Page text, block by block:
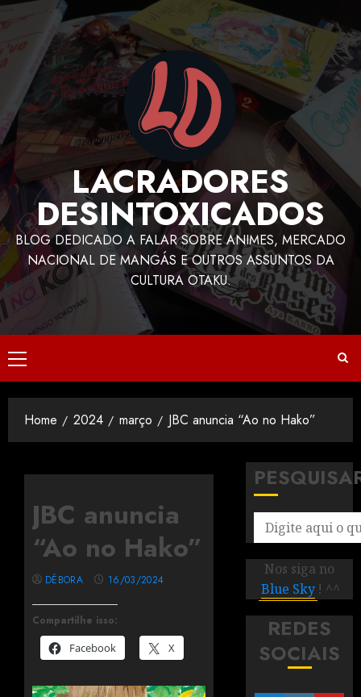
LACRADORES
DESINTOXICADOS
BLOG DEDICADO A FALAR SOBRE ANIMES, MERCADO
NACIONAL DE MANGÁS E OUTROS ASSUNTOS DA
CULTURA OTAKU.
Home 2024 março JBC anuncia “Ao no Hako”
JBC anuncia
“Ao no Hako”
Compartilhe isso:
Facebook
X
DÉBORA 16/03/2024
Nos siga no
Blue Sky ! ^^
REDES
SOCIAIS